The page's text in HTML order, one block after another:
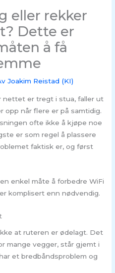
eller rekker
Dette er
å få
Joakim Reistad (KI)
nettet er tregt i stua, faller ut
opp når flere er på samtidig.
ofte ikke å kjøpe noe
er som regel å plassere
faktisk er, og først
enkel måte å forbedre WiFi
komplisert enn nødvendig.
at ruteren er ødelagt. Det
mange vegger, står gjemt i
et bredbåndsproblem og